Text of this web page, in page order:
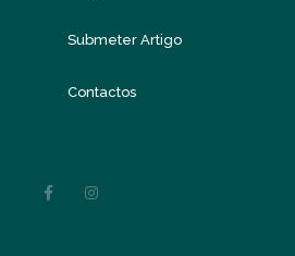
Submeter Artigo
Contactos